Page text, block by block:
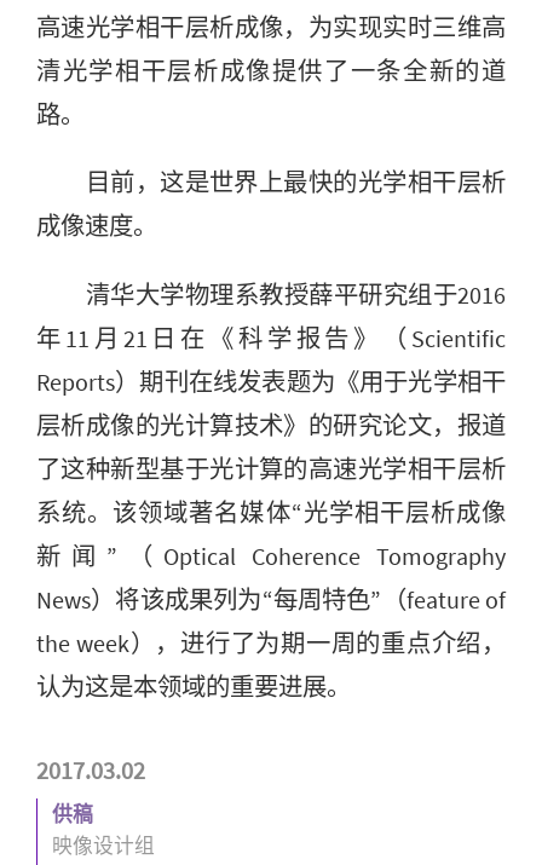
2017.03.02
供稿
映像设计组
高速光学相干层析成像，为实现实时三维高
清光学相干层析成像提供了一条全新的道
路。
目前，这是世界上最快的光学相干层析
成像速度。
清华大学物理系教授薛平研究组于2016
年11月21日在《科学报告》（Scientific
Reports）期刊在线发表题为《用于光学相干
层析成像的光计算技术》的研究论文，报道
了这种新型基于光计算的高速光学相干层析
系统。该领域著名媒体“光学相干层析成像
新闻”（Optical Coherence Tomography
News）将该成果列为“每周特色”（feature of
the week），进行了为期一周的重点介绍，
认为这是本领域的重要进展。